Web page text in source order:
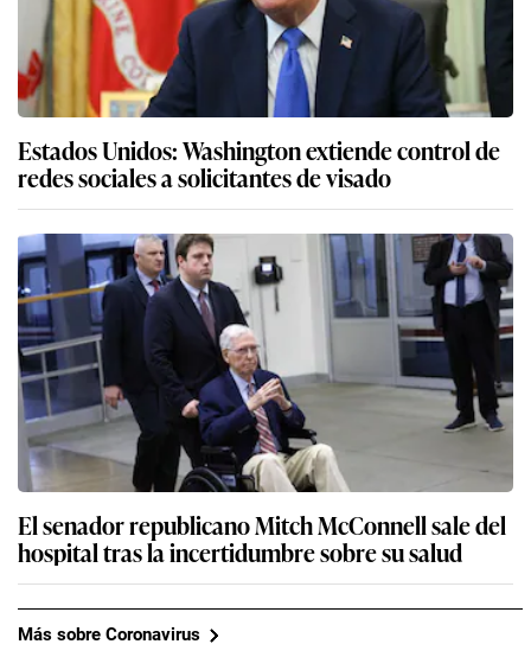
Estados Unidos: Washington extiende control de
redes sociales a solicitantes de visado
El senador republicano Mitch McConnell sale del
hospital tras la incertidumbre sobre su salud
Más sobre Coronavirus